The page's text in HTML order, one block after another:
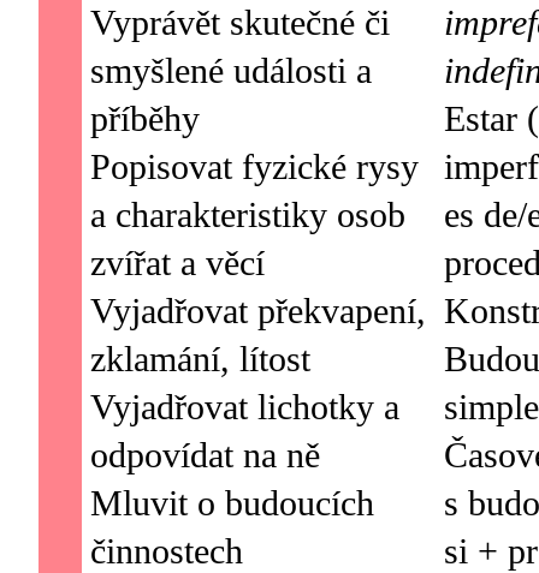
Vyprávět skutečné či
smyšlené události a
příběhy
Popisovat fyzické rysy
a charakteristiky osob
zvířat a věcí
Vyjadřovat překvapení,
zklamání, lítost
Vyjadřovat lichotky a
odpovídat na ně
Mluvit o budoucích
činnostech
Estar
es de/
s
si +